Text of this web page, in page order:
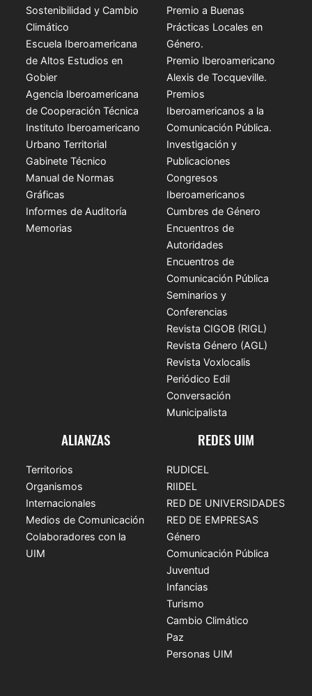
Sostenibilidad y Cambio
Climático
Escuela Iberoamericana
de Altos Estudios en
Gobier
Agencia Iberoamericana
de Cooperación Técnica
Instituto Iberoamericano
Urbano Territorial
Gabinete Técnico
Manual de Normas
Gráficas
Informes de Auditoría
Memorias
Premio a Buenas
Prácticas Locales en
Género.
Premio Iberoamericano
Alexis de Tocqueville.
Premios
Iberoamericanos a la
Comunicación Pública.
Investigación y
Publicaciones
Congresos
Iberoamericanos
Cumbres de Género
Encuentros de
Autoridades
Encuentros de
Comunicación Pública
Seminarios y
Conferencias
Revista CIGOB (RIGL)
Revista Género (AGL)
Revista Voxlocalis
Periódico Edil
Conversación
Municipalista
ALIANZAS
Territorios
Organismos
Internacionales
Medios de Comunicación
Colaboradores con la
UIM
REDES UIM
RUDICEL
RIIDEL
RED DE UNIVERSIDADES
RED DE EMPRESAS
Género
Comunicación Pública
Juventud
Infancias
Turismo
Cambio Climático
Paz
Personas UIM